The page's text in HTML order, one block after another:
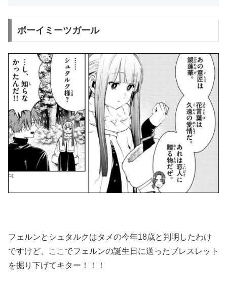
ボーイミーツガール
フェルンとシュタルクはタメの今年18歳と判明したわけ
ですけど、ここでフェルンの誕生日に送ったブレスレット
を掘り下げてキター！！！